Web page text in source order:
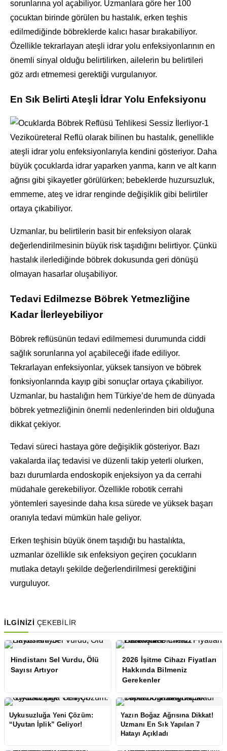
sorunlarına yol açabiliyor. Uzmanlara göre her 100
çocuktan birinde görülen bu hastalık, erken teşhis
edilmediğinde böbreklerde kalıcı hasar bırakabiliyor.
Özellikle tekrarlayan ateşli idrar yolu enfeksiyonlarının en
önemli sinyal olduğu belirtilirken, ailelerin bu belirtileri
göz ardı etmemesi gerektiği vurgulanıyor.
En Sık Belirti Ateşli İdrar Yolu Enfeksiyonu
Vezikoüreteral Reflü olarak bilinen bu hastalık, genellikle
ateşli idrar yolu enfeksiyonlarıyla kendini gösteriyor. Daha
büyük çocuklarda idrar yaparken yanma, karın ve alt karın
ağrısı gibi şikayetler görülürken; bebeklerde huzursuzluk,
emmeme, ateş ve idrar renginde değişiklik gibi belirtiler
ortaya çıkabiliyor.
Uzmanlar, bu belirtilerin basit bir enfeksiyon olarak
değerlendirilmesinin büyük risk taşıdığını belirtiyor. Çünkü
hastalık ilerlediğinde böbrek dokusunda geri dönüşü
olmayan hasarlar oluşabiliyor.
Tedavi Edilmezse Böbrek Yetmezliğine
Kadar İlerleyebiliyor
Böbrek reflüsünün tedavi edilmemesi durumunda ciddi
sağlık sorunlarına yol açabileceği ifade ediliyor.
Tekrarlayan enfeksiyonlar, yüksek tansiyon ve böbrek
fonksiyonlarında kayıp gibi sonuçlar ortaya çıkabiliyor.
Uzmanlar, bu hastalığın hem Türkiye’de hem de dünyada
böbrek yetmezliğinin önemli nedenlerinden biri olduğuna
dikkat çekiyor.
Tedavi süreci hastaya göre değişiklik gösteriyor. Bazı
vakalarda ilaç tedavisi ve düzenli takip yeterli olurken,
bazı durumlarda endoskopik enjeksiyon ya da cerrahi
müdahale gerekebiliyor. Özellikle robotik cerrahi
yöntemleri sayesinde daha kısa sürede ve yüksek başarı
oranıyla tedavi mümkün hale geliyor.
Erken teşhisin büyük önem taşıdığı bu hastalıkta,
uzmanlar özellikle sık enfeksiyon geçiren çocukların
mutlaka detaylı şekilde değerlendirilmesi gerektiğini
vurguluyor.
İLGİNİZİ ÇEKEBİLİR
Hindistanı Sel Vurdu, Ölü
Sayısı Artıyor
2026 İşitme Cihazı Fiyatları
Hakkında Bilmeniz
Gerekenler
Uykusuzluğa Yeni Çözüm:
“Uyutan İplik” Geliyor!
Yazın Boğaz Ağrısına Dikkat!
Uzmanı En Sık Yapılan 7
Hatayı Açıkladı